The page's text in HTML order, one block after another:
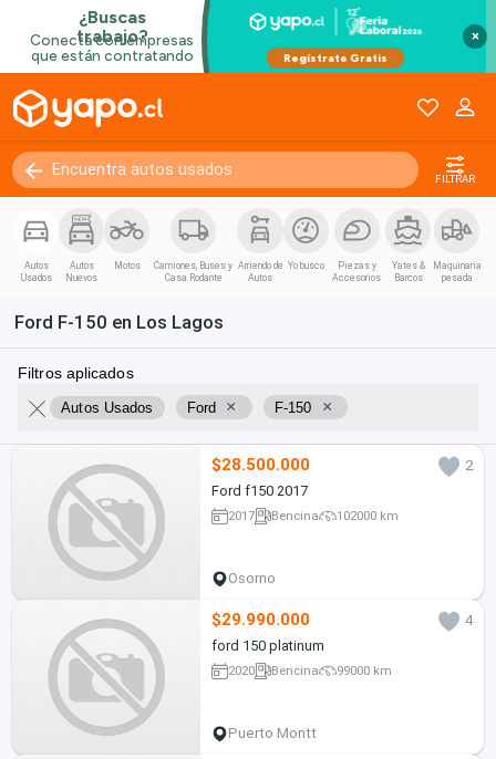
×
FILTRAR
Autos
Usados
Autos
Nuevos
Motos
Camiones, Buses y
Casa Rodante
Arriendo de
Autos
Yo busco
Piezas y
Accesorios
Yates &
Barcos
Maquinaria
pesada
Ford F-150 en Los Lagos
Filtros aplicados
Autos Usados Ford × F-150 ×
$28.500.000
2
Ford f150 2017
2017 Bencina 102000 km
Osorno
$29.990.000
4
ford 150 platinum
2020 Bencina 99000 km
Puerto Montt